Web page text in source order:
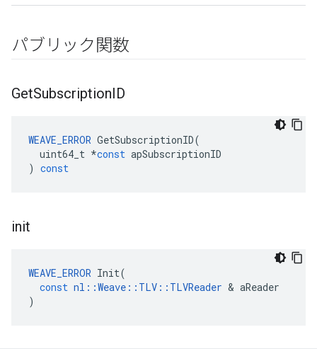
パブリック関数
GetSubscriptionID
WEAVE_ERROR GetSubscriptionID(
uint64_t *const apSubscriptionID
) const
init
WEAVE_ERROR Init(
const nl ::Weave :: TLV :: TLVReader & aReader
)